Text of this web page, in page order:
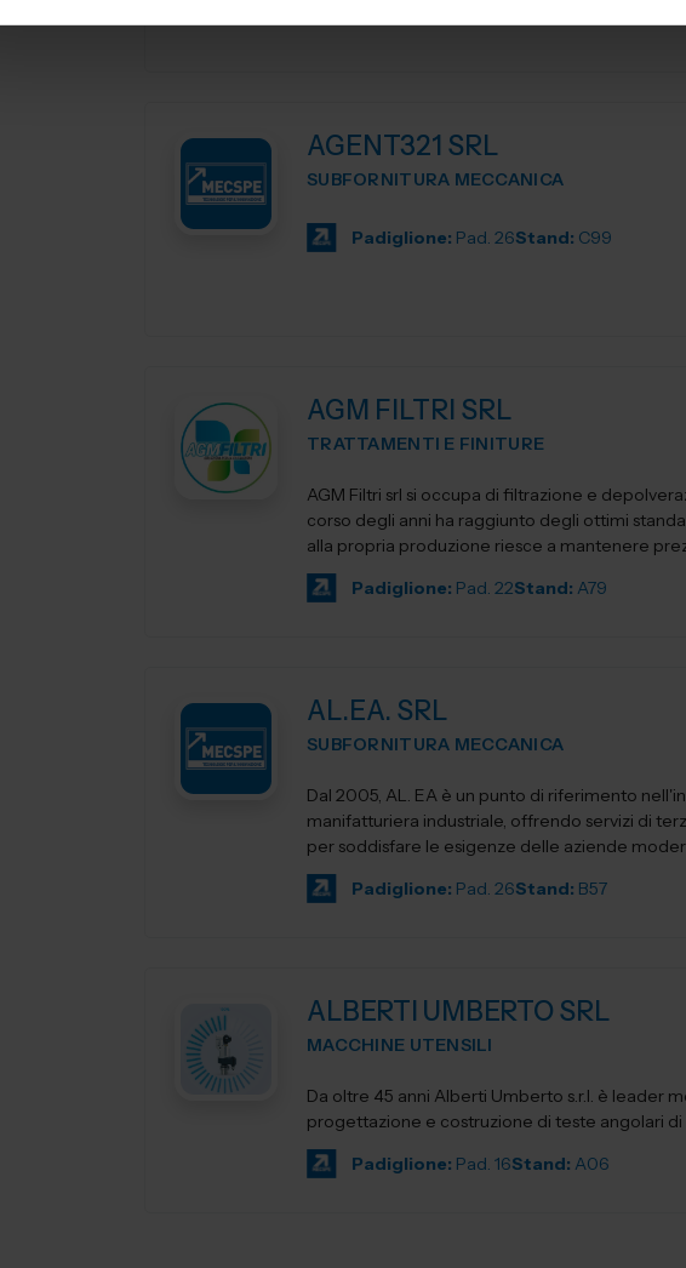
AGENT321 SRL
SUBFORNITURA MECCANICA
Padiglione: Pad. 26Stand: C99
AGM FILTRI SRL
TRATTAMENTI E FINITURE
AGM Filtri srl si occupa di filtrazione e
corso degli anni ha raggiunto degli ottimi
alla propria produzione riesce a mantenere
Padiglione: Pad. 22Stand: A79
AL.EA. SRL
SUBFORNITURA MECCANICA
Dal 2005, AL. EA è un punto di riferimento
manifatturiera industriale, offrendo servizi di
per soddisfare le esigenze delle aziende
Padiglione: Pad. 26Stand: B57
ALBERTI UMBERTO SRL
MACCHINE UTENSILI
Da oltre 45 anni Alberti Umberto s.r.l. è leader
progettazione e costruzione di teste angolari di
Padiglione: Pad. 16Stand: A06